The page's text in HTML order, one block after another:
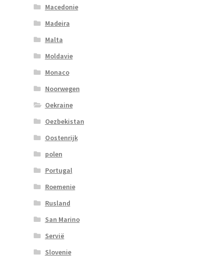
Macedonie
Madeira
Malta
Moldavie
Monaco
Noorwegen
Oekraine
Oezbekistan
Oostenrijk
polen
Portugal
Roemenie
Rusland
San Marino
Servië
Slovenie